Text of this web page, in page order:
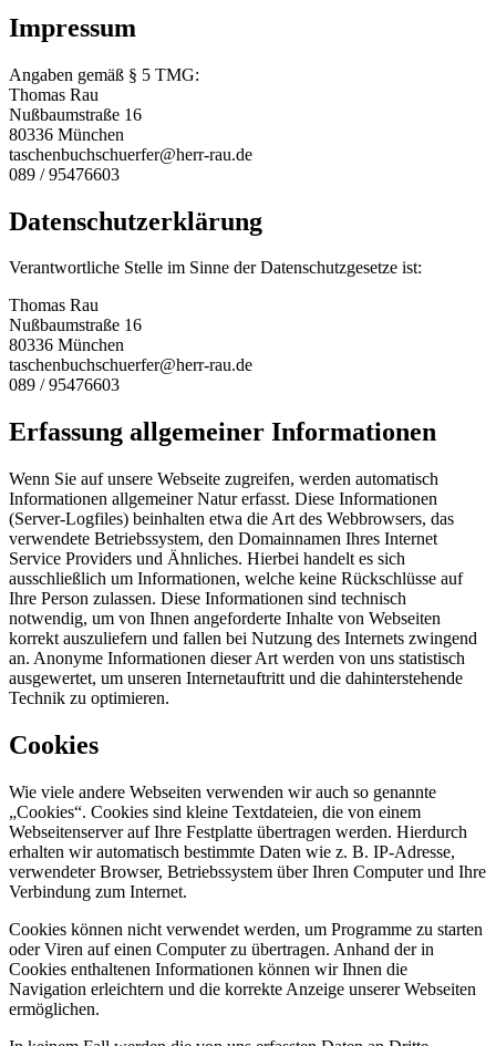
Impressum
Angaben gemäß § 5 TMG:
Thomas Rau
Nußbaumstraße 16
80336 München
taschenbuchschuerfer@herr-rau.de
089 / 95476603
Datenschutzerklärung
Verantwortliche Stelle im Sinne der Datenschutzgesetze ist:
Thomas Rau
Nußbaumstraße 16
80336 München
taschenbuchschuerfer@herr-rau.de
089 / 95476603
Erfassung allgemeiner Informationen
Wenn Sie auf unsere Webseite zugreifen, werden automatisch
Informationen allgemeiner Natur erfasst. Diese Informationen
(Server-Logfiles) beinhalten etwa die Art des Webbrowsers, das
verwendete Betriebssystem, den Domainnamen Ihres Internet
Service Providers und Ähnliches. Hierbei handelt es sich
ausschließlich um Informationen, welche keine Rückschlüsse auf
Ihre Person zulassen. Diese Informationen sind technisch
notwendig, um von Ihnen angeforderte Inhalte von Webseiten
korrekt auszuliefern und fallen bei Nutzung des Internets zwingend
an. Anonyme Informationen dieser Art werden von uns statistisch
ausgewertet, um unseren Internetauftritt und die dahinterstehende
Technik zu optimieren.
Cookies
Wie viele andere Webseiten verwenden wir auch so genannte
„Cookies“. Cookies sind kleine Textdateien, die von einem
Webseitenserver auf Ihre Festplatte übertragen werden. Hierdurch
erhalten wir automatisch bestimmte Daten wie z. B. IP-Adresse,
verwendeter Browser, Betriebssystem über Ihren Computer und Ihre
Verbindung zum Internet.
Cookies können nicht verwendet werden, um Programme zu starten
oder Viren auf einen Computer zu übertragen. Anhand der in
Cookies enthaltenen Informationen können wir Ihnen die
Navigation erleichtern und die korrekte Anzeige unserer Webseiten
ermöglichen.